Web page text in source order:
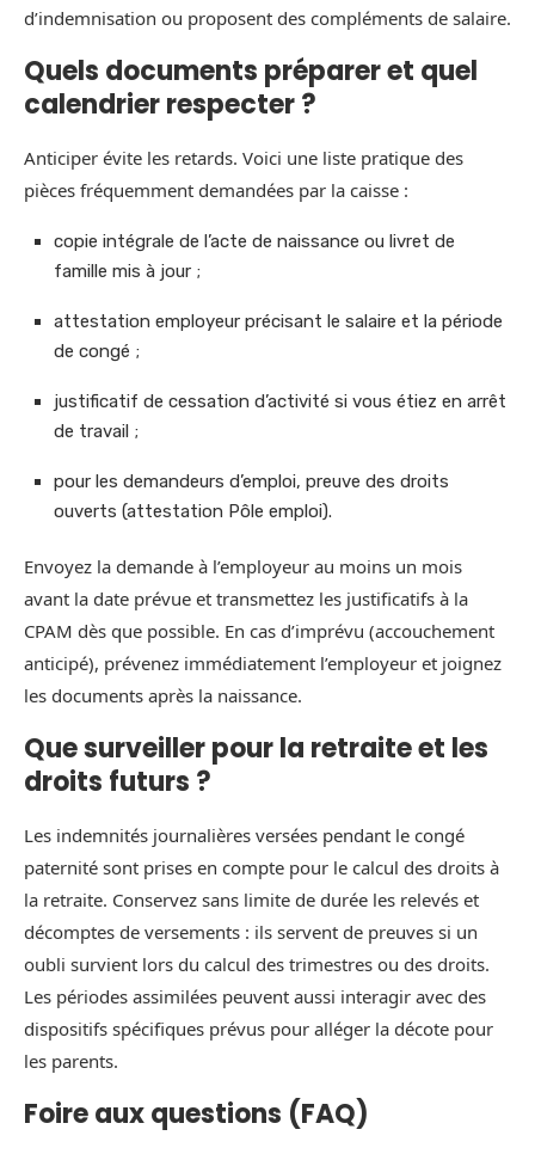
d’indemnisation ou proposent des compléments de salaire.
Quels documents préparer et quel
calendrier respecter ?
Anticiper évite les retards. Voici une liste pratique des
pièces fréquemment demandées par la caisse :
copie intégrale de l’acte de naissance ou livret de
famille mis à jour ;
attestation employeur précisant le salaire et la période
de congé ;
justificatif de cessation d’activité si vous étiez en arrêt
de travail ;
pour les demandeurs d’emploi, preuve des droits
ouverts (attestation Pôle emploi).
Envoyez la demande à l’employeur au moins un mois
avant la date prévue et transmettez les justificatifs à la
CPAM dès que possible. En cas d’imprévu (accouchement
anticipé), prévenez immédiatement l’employeur et joignez
les documents après la naissance.
Que surveiller pour la retraite et les
droits futurs ?
Les indemnités journalières versées pendant le congé
paternité sont prises en compte pour le calcul des droits à
la retraite. Conservez sans limite de durée les relevés et
décomptes de versements : ils servent de preuves si un
oubli survient lors du calcul des trimestres ou des droits.
Les périodes assimilées peuvent aussi interagir avec des
dispositifs spécifiques prévus pour alléger la décote pour
les parents.
Foire aux questions (FAQ)